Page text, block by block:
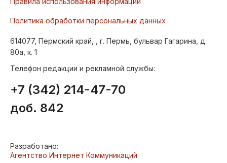
Политика обработки персональных данных
614077, Пермский край, , г. Пермь, бульвар Гагарина, д.
80а, к. 1
Телефон редакции и рекламной службы:
+7 (342) 214-47-70
доб. 842
Разработано:
Агентство Интернет Коммуникаций